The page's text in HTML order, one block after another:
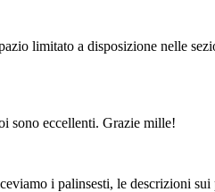
limitato a disposizione nelle
sono eccellenti. Grazie mille!
i palinsesti, le descrizioni